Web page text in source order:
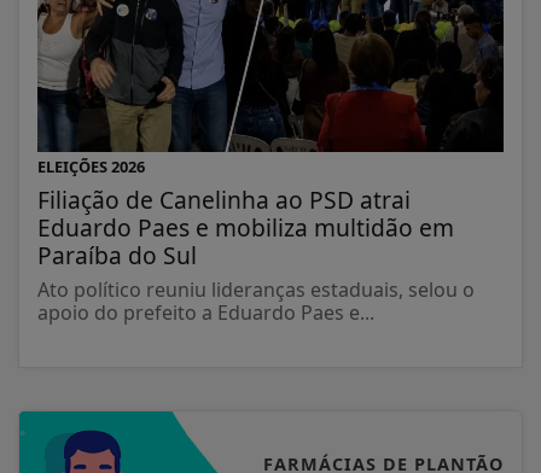
ELEIÇÕES 2026
Filiação de Canelinha ao PSD atrai
Eduardo Paes e mobiliza multidão em
Paraíba do Sul
Ato político reuniu lideranças estaduais, selou o
apoio do prefeito a Eduardo Paes e...
FARMÁCIAS DE PLANTÃO